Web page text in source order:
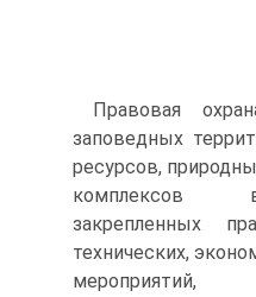
Правовая
заповедных
ресурсов,
комплексов
закрепленных
техничес­ких,